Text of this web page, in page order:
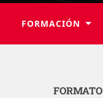
FORMACIÓN
FORMATO